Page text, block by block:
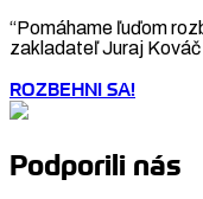
“Pomáhame ľuďom
zakladateľ Juraj Kováč
ROZBEHNI SA!
Podporili nás